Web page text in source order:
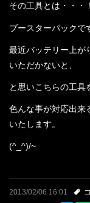
その工具とは・・・
ブースターパックで
最近バッテリー上が
いただかないと、
と思いこちらの工具
色んな事が対応出来
いたします。
(^_^)/~
2013/02/06 16:01